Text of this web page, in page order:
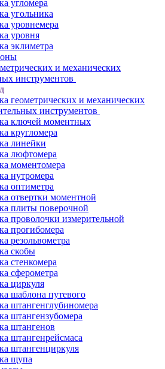
угломера
угольника
уровнемера
уровня
эклиметра
и механических
инструментов
геометрических и механических
инструментов
ключей моментных
кругломера
линейки
люфтомера
моментомера
нутромера
оптиметра
отвертки моментной
плиты поверочной
проволочки измерительной
прогибомера
резольвометра
скобы
стенкомера
сферометра
циркуля
шаблона путевого
штангенглубиномера
штангензубомера
штангенов
штангенрейсмаса
штангенциркуля
щупа